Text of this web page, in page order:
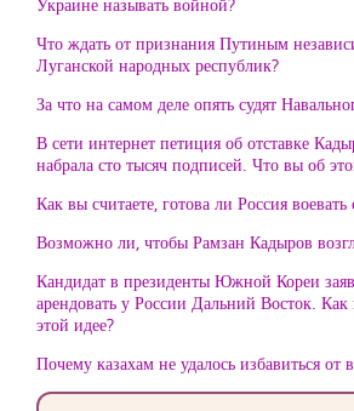
Что ждать от признания Путиным
Луганской народных республик?
За что на самом деле опять судят
В сети интернет петиция об отставке
набрала сто тысяч подписей. Что вы об
Как вы считаете, готова ли Россия
Возможно ли, чтобы Рамзан Кадыров
Кандидат в президенты Южной Кореи
арендовать у России Дальний Восток. Как
этой идее?
Почему казахам не удалось избавиться от